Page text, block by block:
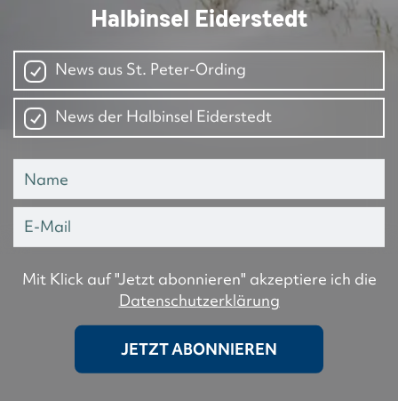
Halbinsel Eiderstedt
News aus St. Peter-Ording
News der Halbinsel Eiderstedt
Mit Klick auf "Jetzt abonnieren" akzeptiere ich die
Datenschutzerklärung